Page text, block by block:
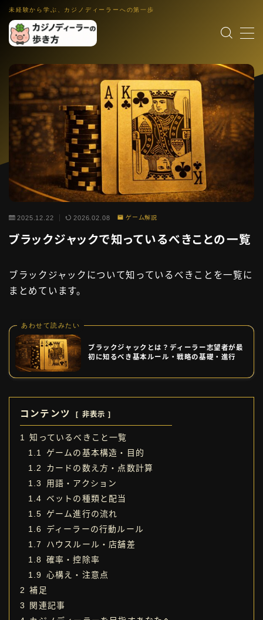
未経験から学ぶ、カジノディーラーへの第一歩
MENU
カジノディーラー入門 職業理解・集客入口
ゲーム解説 各ゲーム・控除率・ルール入門
働き方・キャリア IR・法律・海外就業・スクール
業界コラム インタビュー裏話・文化小話・更新演出
語学・スキル 英語教材・接客英語・メンタル・ホスピタリティ
2025.12.22 2026.02.08 ゲーム解説
ブラックジャックで知っているべきことの一覧
ブラックジャックについて知っているべきことを一覧に
まとめています。
あわせて読みたい
ブラックジャックとは？ディーラー志望者が最
初に知るべき基本ルール・戦略の基礎・進行
コンテンツ 非表示
1
知っているべきこと一覧
1.1
ゲームの基本構造・目的
1.2
カードの数え方・点数計算
1.3
用語・アクション
1.4
ベットの種類と配当
1.5
ゲーム進行の流れ
1.6
ディーラーの行動ルール
1.7
ハウスルール・店舗差
1.8
確率・控除率
1.9 心構え・注意点
2 補足
3
関連記事